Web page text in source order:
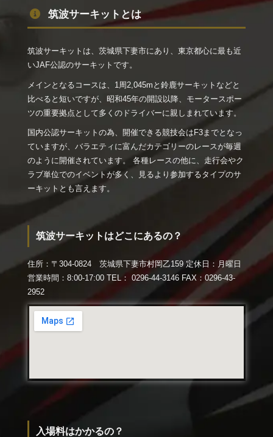
イベント時など、特定のゲートからしか入れないことがあり
ます。筑波サーキットへの行き方・経路についてだけでな
ら「目的のゲートが閉まっていて入れない！」と慌てなくて
良いでしょう。
周辺には多くの宿泊施設があるので、遠方からお越しの方も
安心してサーキット走行や観戦を楽しむことができますね。
宿泊施設をお探しの方は［筑波サーキット 近くのホテル］
そしてお出かけ前には、現地の今日の天気をチェック。天気
が不安定なようなら、気温の上下や雨天でも対応できるよう
に、準備をしておくと良いでしょう。
そんな筑波サーキットの各コース図やアクセス、営業時間、
走行料金、入場料、貸切料金、予約やエントリー受付の方法
筑波サーキットとは
筑波サーキットは、茨城県下妻市にあり、東京都心に最も近
いJAF公認のサーキットです。
メインとなるコースは、1周2,045mと鈴鹿サーキットなどと
比べると短いですが、昭和45年の開設以降、モータースポー
ツの重要拠点として多くのドライバーに親しまれています。
国内公認サーキットの為、開催できる競技会はF3までとなっ
ていますが、バラエティに富んだカテゴリーのレースが毎週
のように開催されています。 各種レースの他に、走行会やク
ラブ単位でのイベントが多く、見るより参加するタイプのサ
ーキットとも言えます。
筑波サーキットはどこにあるの？
住所：〒304-0824 茨城県下妻市村岡乙159 定休日：月曜日
営業時間：8:00-17:00 TEL： 0296-44-3146 FAX：0296-43-
2952
入場料はかかるの？